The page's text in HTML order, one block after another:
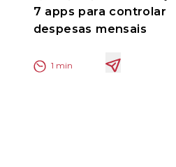
7 apps para controlar
despesas mensais
1 min